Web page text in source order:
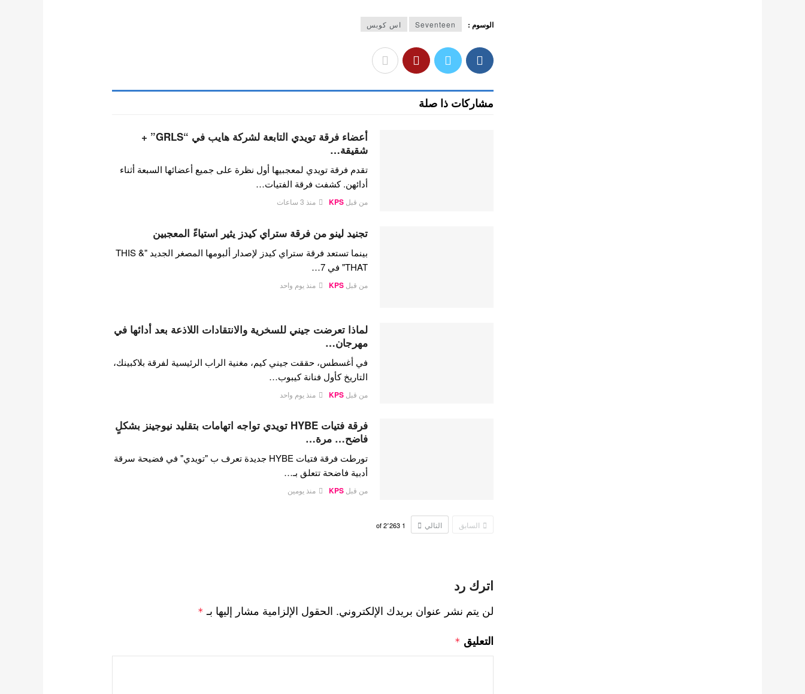
الوسوم : Seventeen اس كوبس
مشاركات ذا صلة
أعضاء فرقة تويدي التابعة لشركة هايب في “GRLS” +
شقيقة…
تقدم فرقة تويدي لمعجبيها أول نظرة على جميع أعضائها السبعة أثناء
أدائهن. كشفت فرقة الفتيات…
من قبلKPS منذ 3 ساعات
تجنيد لينو من فرقة ستراي كيدز يثير استياءً المعجبين
بينما تستعد فرقة ستراي كيدز لإصدار ألبومها المصغر الجديد "THIS &
THAT" في 7…
من قبلKPS منذ يوم واحد
لماذا تعرضت جيني للسخرية والانتقادات اللاذعة بعد أدائها في
مهرجان…
في أغسطس، حققت جيني كيم، مغنية الراب الرئيسية لفرقة بلاكبينك،
التاريخ كأول فنانة كيبوب…
من قبلKPS منذ يوم واحد
فرقة فتيات HYBE تويدي تواجه اتهامات بتقليد نيوجينز بشكلٍ
فاضح… مرة…
تورطت فرقة فتيات HYBE جديدة تعرف ب "تويدي" في فضيحة سرقة
أدبية فاضحة تتعلق بـ…
من قبلKPS منذ يومين
السابق التالي 1
of2٬263
اترك رد
لن يتم نشر عنوان بريدك الإلكتروني. الحقول الإلزامية مشار إليها بـ *
التعليق *